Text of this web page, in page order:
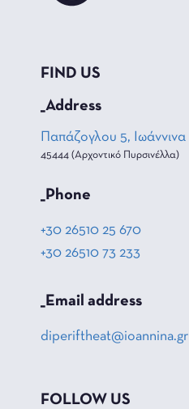
FIND US
_Address
Παπάζογλου 5, Ιωάννινα
45444 (Αρχοντικό Πυρσινέλλα)
_Phone
+30 26510 25 670
+30 26510 73 233
_Email address
diperiftheat@ioannina.gr
FOLLOW US